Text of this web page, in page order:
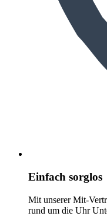
Einfach sorglos
Mit unserer Mit-
rund um die Uhr